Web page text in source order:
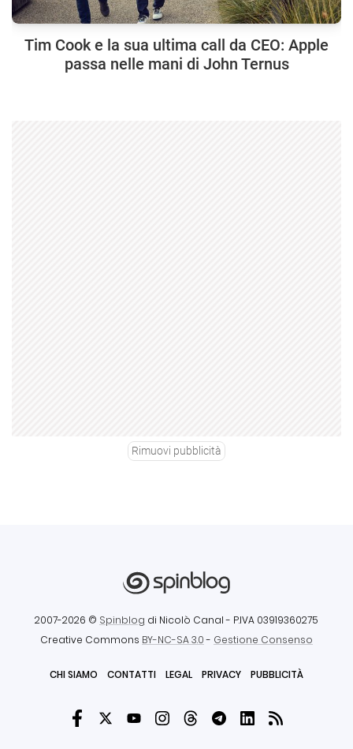
Tim Cook e la sua ultima call da CEO: Apple
passa nelle mani di John Ternus
Rimuovi pubblicità
2007-2026 © Spinblog di Nicolò Canal - P.IVA 03919360275
Creative Commons BY-NC-SA 3.0- Gestione Consenso
CHI SIAMO CONTATTI LEGAL PRIVACY PUBBLICITÀ